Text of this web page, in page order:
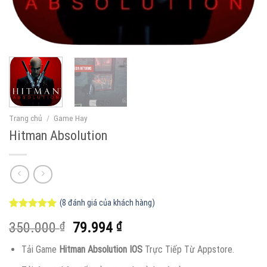
Trang chủ / Game Hay
Hitman Absolution
dựa trên
(8 đánh giá của khách hàng)
350.000₫
Giá
gốc
là:
79.994₫Giá
hiện
tại
Tải Game Hitman Absolution IOS Trực Tiếp Từ Appstore.